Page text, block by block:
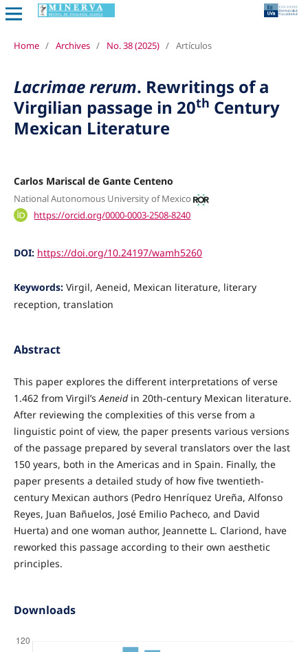
Home / Archives / No. 38 (2025) / Artículos
Lacrimae rerum. Rewritings of a
Virgilian passage in 20th Century
Mexican Literature
Carlos Mariscal de Gante Centeno
National Autonomous University of Mexico
https://orcid.org/0000-0003-2508-8240
DOI: https://doi.org/10.24197/wamh5260
Keywords: Virgil, Aeneid, Mexican literature, literary
reception, translation
Abstract
This paper explores the different interpretations of verse
1.462 from Virgil’sAeneidin 20th-century Mexican literature.
After reviewing the complexities of this verse from a
linguistic point of view, the paper presents various versions
of the passage prepared by several translators over the last
150 years, both in the Americas and in Spain. Finally, the
paper presents a detailed study of how five twentieth-
century Mexican authors (Pedro Henríquez Ureña, Alfonso
Reyes, Juan Bañuelos, José Emilio Pacheco, and David
Huerta) and one woman author, Jeannette L. Clariond, have
reworked this passage according to their own aesthetic
principles.
Downloads